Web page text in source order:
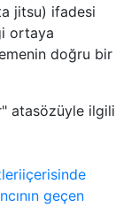
jitsu) ifadesi
ortaya
doğru bir
atasözüyle ilgili
içerisinde
geçen